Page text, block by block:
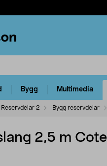
Bygg Multimedia
Reservdelar 2 Bygg reservdelar
2,5 m